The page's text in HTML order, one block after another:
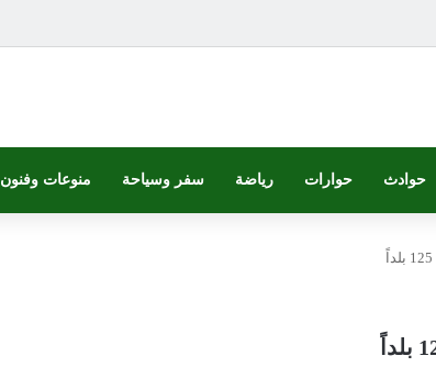
حوادث حوارات رياضة سفر وسياحة منوعات وفنون